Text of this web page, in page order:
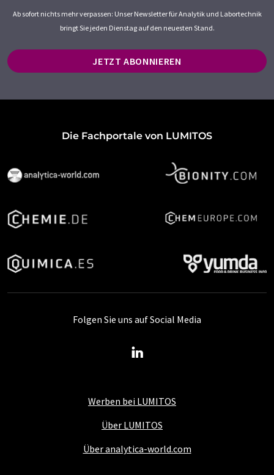
Ab sofort nichts mehr verpassen: Unser Newsletter für Analytik und Labortechnik
bringt Sie jeden Dienstag auf den neuesten Stand.
JETZT ABONNIEREN
Die Fachportale von LUMITOS
Werben bei LUMITOS
Über LUMITOS
Über analytica-world.com
Folgen Sie uns auf Social Media